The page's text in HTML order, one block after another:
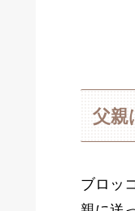
父親
ブロッ